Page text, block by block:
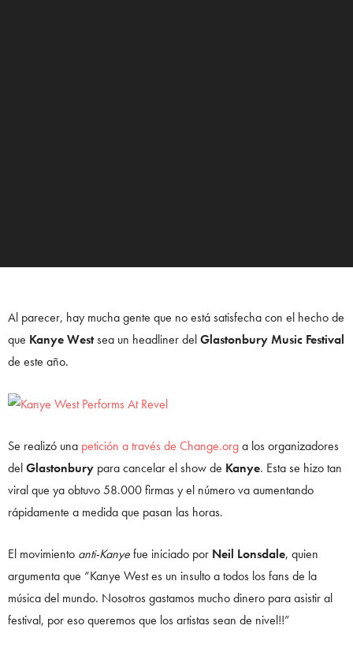
Al parecer, hay mucha gente que no está satisfecha con el hecho de
que Kanye Westsea un headliner delGlastonbury Music Festival
de este año.
Se realizó una petición a través de Change.orga los organizadores
delGlastonbury para cancelar el show de Kanye. Esta se hizo tan
viral que ya obtuvo 58.000 firmas y el número va aumentando
rápidamente a medida que pasan las horas.
El movimiento anti-Kanyefue iniciado por Neil Lonsdale, quien
argumenta que “Kanye West es un insulto a todos los fans de la
música del mundo. Nosotros gastamos mucho dinero para asistir al
festival, por eso queremos que los artistas sean de nivel!!”